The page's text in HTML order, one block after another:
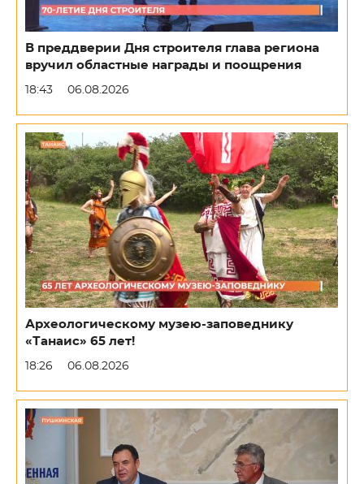
В преддверии Дня строителя глава региона
вручил областные награды и поощрения
18:43 06.08.2026
Археологическому музею-заповеднику
«Танаис» 65 лет!
18:26 06.08.2026